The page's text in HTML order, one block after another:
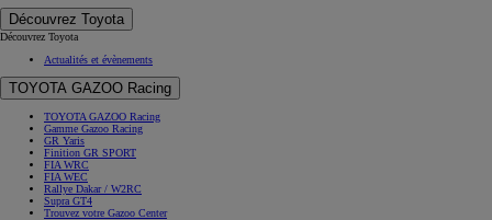
Découvrez Toyota
Découvrez Toyota
Actualités et évènements
TOYOTA GAZOO Racing
TOYOTA GAZOO Racing
Gamme Gazoo Racing
GR Yaris
Finition GR SPORT
FIA WRC
FIA WEC
Rallye Dakar / W2RC
Supra GT4
Trouvez votre Gazoo Center